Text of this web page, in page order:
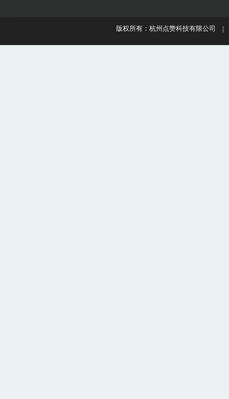
版权所有：杭州点赞科技有限公司